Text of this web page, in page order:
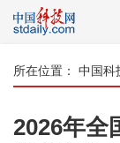
所在位置： 中国科
2026年全